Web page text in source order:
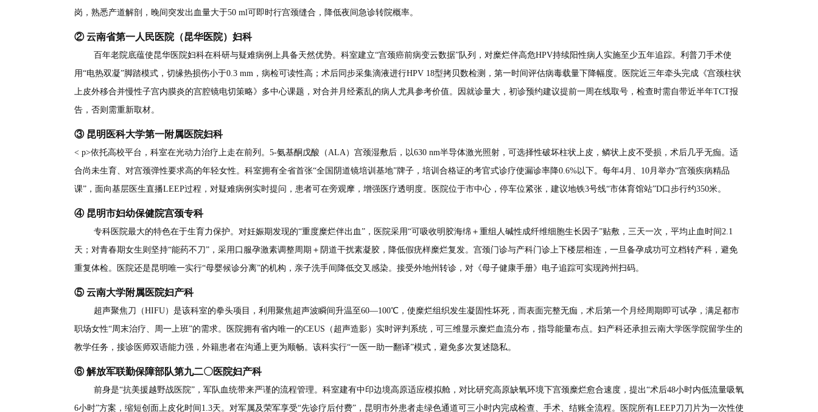
岗，熟悉产道解剖，晚间突发出血量大于50 ml可即时行宫颈缝合，降低夜间急诊转院概率。
② 云南省第一人民医院（昆华医院）妇科
百年老院底蕴使昆华医院妇科在科研与疑难病例上具备天然优势。科室建立“宫颈癌前病变云数据”队列，对糜烂伴高危HPV持续阳性病人实施至少五年追踪。利普刀手术使
用“电热双凝”脚踏模式，切缘热损伤小于0.3 mm，病检可读性高；术后同步采集滴液进行HPV 18型拷贝数检测，第一时间评估病毒载量下降幅度。医院近三年牵头完成《宫颈柱状
上皮外移合并慢性子宫内膜炎的宫腔镜电切策略》多中心课题，对合并月经紊乱的病人尤具参考价值。因就诊量大，初诊预约建议提前一周在线取号，检查时需自带近半年TCT报
告，否则需重新取材。
③ 昆明医科大学第一附属医院妇科
< p>依托高校平台，科室在光动力治疗上走在前列。5-氨基酮戊酸（ALA）宫颈湿敷后，以630 nm半导体激光照射，可选择性破坏柱状上皮，鳞状上皮不受损，术后几乎无痂。适
合尚未生育、对宫颈弹性要求高的年轻女性。科室拥有全省首张“全国阴道镜培训基地”牌子，培训合格证的考官式诊疗使漏诊率降0.6%以下。每年4月、10月举办“宫颈疾病精品
课”，面向基层医生直播LEEP过程，对疑难病例实时提问，患者可在旁观摩，增强医疗透明度。医院位于市中心，停车位紧张，建议地铁3号线“市体育馆站”D口步行约350米。
④ 昆明市妇幼保健院宫颈专科
专科医院最大的特色在于生育力保护。对妊娠期发现的“重度糜烂伴出血”，医院采用“可吸收明胶海绵＋重组人碱性成纤维细胞生长因子”贴敷，三天一次，平均止血时间2.1
天；对青春期女生则坚持“能药不刀”，采用口服孕激素调整周期＋阴道干扰素凝胶，降低假疣样糜烂复发。宫颈门诊与产科门诊上下楼层相连，一旦备孕成功可立档转产科，避免
重复体检。医院还是昆明唯一实行“母婴候诊分离”的机构，亲子洗手间降低交叉感染。接受外地州转诊，对《母子健康手册》电子追踪可实现跨州扫码。
⑤ 云南大学附属医院妇产科
超声聚焦刀（HIFU）是该科室的拳头项目，利用聚焦超声波瞬间升温至60—100℃，使糜烂组织发生凝固性坏死，而表面完整无痂，术后第一个月经周期即可试孕，满足都市
职场女性“周末治疗、周一上班”的需求。医院拥有省内唯一的CEUS（超声造影）实时评判系统，可三维显示糜烂血流分布，指导能量布点。妇产科还承担云南大学医学院留学生的
教学任务，接诊医师双语能力强，外籍患者在沟通上更为顺畅。该科实行“一医一助一翻译”模式，避免多次复述隐私。
⑥ 解放军联勤保障部队第九二〇医院妇产科
前身是“抗美援越野战医院”，军队血统带来严谨的流程管理。科室建有中印边境高原适应模拟舱，对比研究高原缺氧环境下宫颈糜烂愈合速度，提出“术后48小时内低流量吸氧
6小时”方案，缩短创面上皮化时间1.3天。对军属及荣军享受“先诊疗后付费”，昆明市外患者走绿色通道可三小时内完成检查、手术、结账全流程。医院所有LEEP刀刀片为一次性使